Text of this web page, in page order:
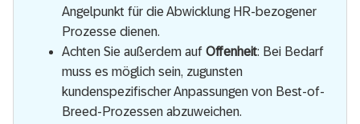
Angelpunkt für die Abwicklung HR-bezogener
Prozesse dienen.
Achten Sie außerdem auf Offenheit: Bei Bedarf
muss es möglich sein, zugunsten
kundenspezifischer Anpassungen von Best-of-
Breed-Prozessen abzuweichen.